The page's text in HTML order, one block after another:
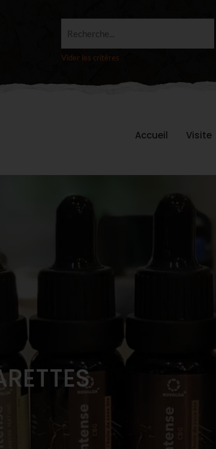
Recherche...
Vider les critères
Accueil Visite